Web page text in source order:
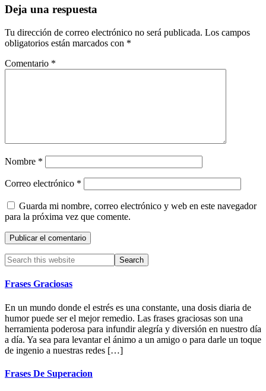
Reader
Interactions
Deja una respuesta
Tu dirección de correo electrónico no será publicada. Los campos
obligatorios están marcados con *
Comentario *
Nombre *
Correo electrónico *
Guarda mi nombre, correo electrónico y web en este navegador
para la próxima vez que comente.
Primary
Sidebar
Search
this
website
Frases Graciosas
En un mundo donde el estrés es una constante, una dosis diaria de
humor puede ser el mejor remedio. Las frases graciosas son una
herramienta poderosa para infundir alegría y diversión en nuestro día
a día. Ya sea para levantar el ánimo a un amigo o para darle un toque
de ingenio a nuestras redes […]
Frases De Superacion